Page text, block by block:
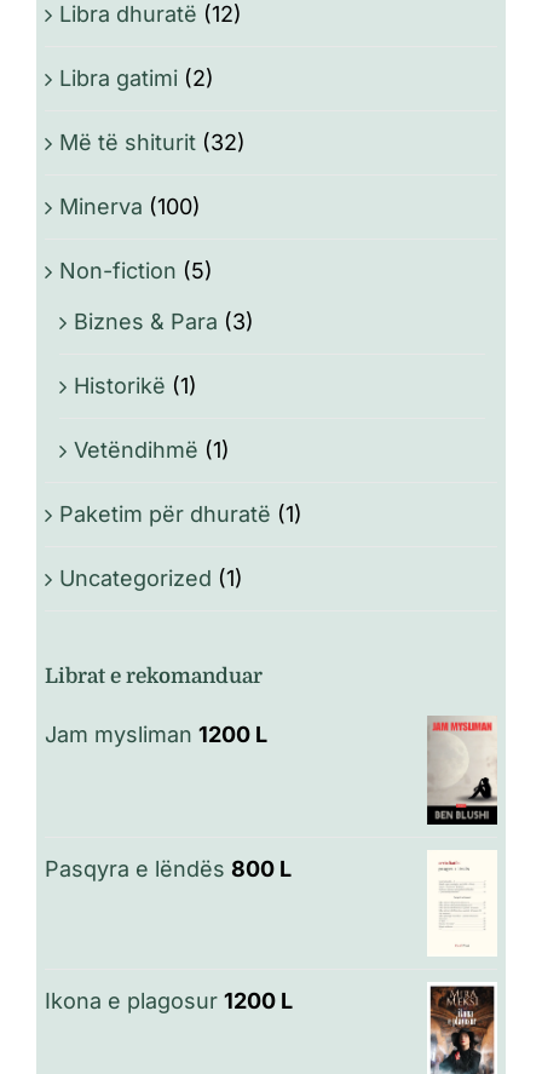
Libra dhuratë (12)
Libra gatimi (2)
Më të shiturit (32)
Minerva (100)
Non-fiction (5)
Biznes & Para (3)
Historikë (1)
Vetëndihmë (1)
Paketim për dhuratë (1)
Uncategorized (1)
Librat e rekomanduar
Jam mysliman 1200 L
Pasqyra e lëndës 800 L
Ikona e plagosur 1200 L